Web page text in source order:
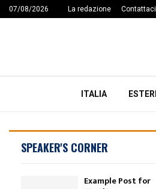
07/08/2026 La redazione Contattaci
ITALIA ESTERI
SPEAKER'S CORNER
Example Post for